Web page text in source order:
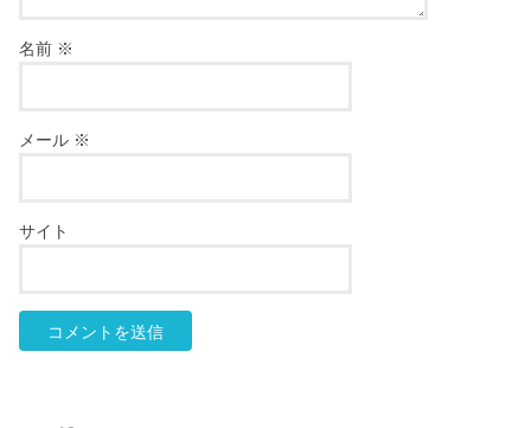
名前 ※
メール ※
サイト